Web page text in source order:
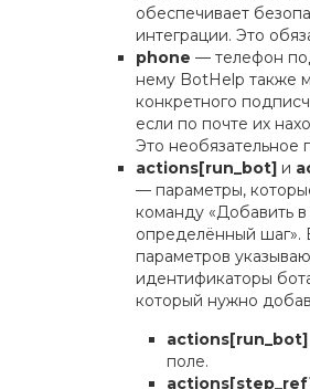
обеспечивает
интеграции. Это
phone — телефон
нему BotHelp также
конкретного
если по почте их
Это необязательное
actions[run_bot]и
— параметры,
команду «Добавить в
определённый шаг».
параметров
идентификаторы
который нужно
actions[run_bot]
поле.